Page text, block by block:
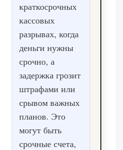
краткосрочных
кассовых
разрывах, когда
деньги нужны
срочно, а
задержка грозит
штрафами или
срывом важных
планов. Это
могут быть
срочные счета,